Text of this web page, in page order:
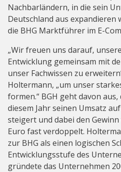
Nachbarländern, in die sein
Deutschland aus expandieren
die BHG Marktführer im E-
„Wir freuen uns darauf,
Entwicklung gemeinsam mit
unser Fachwissen zu
Holtermann, „um unser
formen.“ BGH geht davon
diesem Jahr seinen Umsatz
steigert und dabei den
Euro fast verdoppelt.
zur BHG als einen logischen
Entwicklungsstufe des
gründete das Unternehmen